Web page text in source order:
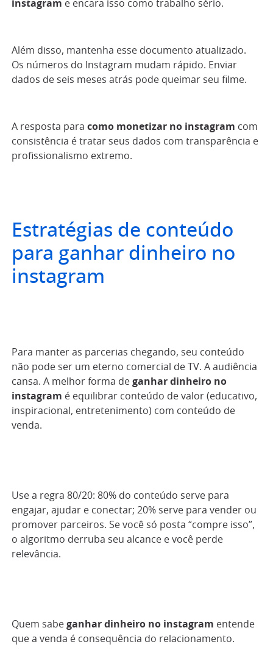
instagram e encara isso como trabalho sério.
Além disso, mantenha esse documento atualizado.
Os números do Instagram mudam rápido. Enviar
dados de seis meses atrás pode queimar seu filme.
A resposta para como monetizar no instagram com
consistência é tratar seus dados com transparência e
profissionalismo extremo.
Estratégias de conteúdo
para ganhar dinheiro no
instagram
Para manter as parcerias chegando, seu conteúdo
não pode ser um eterno comercial de TV. A audiência
cansa. A melhor forma de ganhar dinheiro no
instagram é equilibrar conteúdo de valor (educativo,
inspiracional, entretenimento) com conteúdo de
venda.
Use a regra 80/20: 80% do conteúdo serve para
engajar, ajudar e conectar; 20% serve para vender ou
promover parceiros. Se você só posta “compre isso”,
o algoritmo derruba seu alcance e você perde
relevância.
Quem sabe ganhar dinheiro no instagram entende
que a venda é consequência do relacionamento.